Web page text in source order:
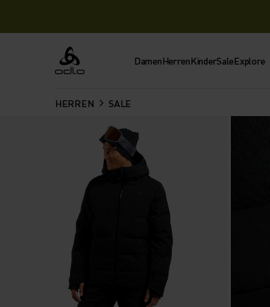
Odlo DamenHerrenKinderSaleExplore
HERREN SALE